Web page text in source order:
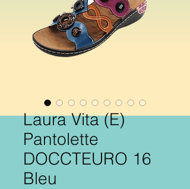
Laura Vita (E)
Pantolette
DOCCTEURO 16
Bleu